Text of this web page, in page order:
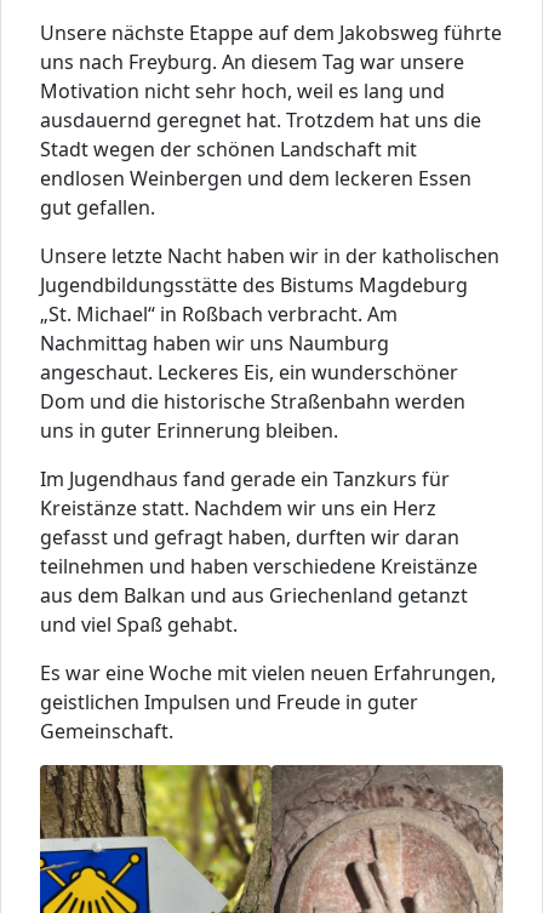
Unsere nächste Etappe auf dem Jakobsweg führte
uns nach Freyburg. An diesem Tag war unsere
Motivation nicht sehr hoch, weil es lang und
ausdauernd geregnet hat. Trotzdem hat uns die
Stadt wegen der schönen Landschaft mit
endlosen Weinbergen und dem leckeren Essen
gut gefallen.
Unsere letzte Nacht haben wir in der katholischen
Jugendbildungsstätte des Bistums Magdeburg
„St. Michael“ in Roßbach verbracht. Am
Nachmittag haben wir uns Naumburg
angeschaut. Leckeres Eis, ein wunderschöner
Dom und die historische Straßenbahn werden
uns in guter Erinnerung bleiben.
Im Jugendhaus fand gerade ein Tanzkurs für
Kreistänze statt. Nachdem wir uns ein Herz
gefasst und gefragt haben, durften wir daran
teilnehmen und haben verschiedene Kreistänze
aus dem Balkan und aus Griechenland getanzt
und viel Spaß gehabt.
Es war eine Woche mit vielen neuen Erfahrungen,
geistlichen Impulsen und Freude in guter
Gemeinschaft.